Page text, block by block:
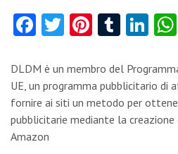
Fa
b
o
o
k
T
itt
er
Pi
er
es
t
T
m
bl
r
Li
e
dI
n
DLDM è un membro del
UE, un programma pubblicitario di
fornire ai siti un metodo per
pubblicitarie mediante la
Amazon